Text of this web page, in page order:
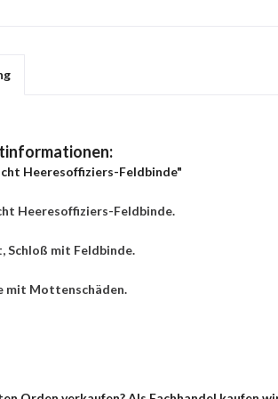
Heeresoffiziers-Feldbinde"
Heeresoffiziers-Feldbinde.
Schloß mit Feldbinde.
mit Mottenschäden.